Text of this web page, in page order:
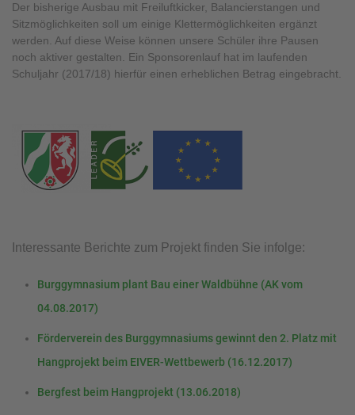
Der bisherige Ausbau mit Freiluftkicker, Balancierstangen und
Sitzmöglichkeiten soll um einige Klettermöglichkeiten ergänzt
werden. Auf diese Weise können unsere Schüler ihre Pausen
noch aktiver gestalten. Ein Sponsorenlauf hat im laufenden
Schuljahr (2017/18) hierfür einen erheblichen Betrag eingebracht.
Interessante Berichte zum Projekt finden Sie infolge:
Burggymnasium plant Bau einer Waldbühne (AK vom
04.08.2017)
Förderverein des Burggymnasiums gewinnt den 2. Platz mit
Hangprojekt beim EIVER-Wettbewerb (16.12.2017)
Bergfest beim Hangprojekt (13.06.2018)